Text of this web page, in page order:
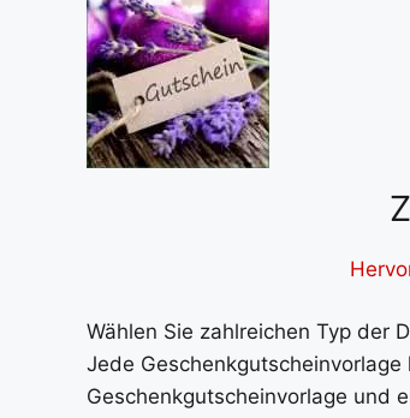
Wählen Sie zahlreichen Typ der
Jede
Geschenkgutscheinvorlage und